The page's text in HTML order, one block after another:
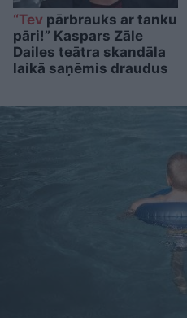
“Tev pārbrauks ar tanku
pāri!” Kaspars Zāle
Dailes teātra skandāla
laikā saņēmis draudus